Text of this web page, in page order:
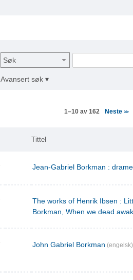
Søk
Avansert søk ▾
1–10 av 162 Neste >>
Tittel
Jean-Gabriel Borkman :
The works of Henrik Ibsen :
Borkman, When we dead
John Gabriel Borkman (engelsk)